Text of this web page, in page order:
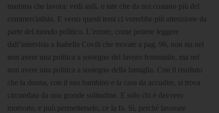
mamma che lavora: vedi asili, o tate che da noi costano più del
commercialista. E verso questi temi ci vorrebbe più attenzione da
parte del mondo politico. L’errore, come potrete leggere
dall’intervista a Isabella Covili che trovate a pag. 96, non sta nel
non avere una politica a sostegno del lavoro femminile, ma nel
non avere una politica a sostegno della famiglia. Con il risultato
che la donna, con il suo bambino e la casa da accudire, si trova
circondata da una grande solitudine. E solo chi è davvero
motivato, e può permetterselo, ce la fa. Sì, perché lavorare